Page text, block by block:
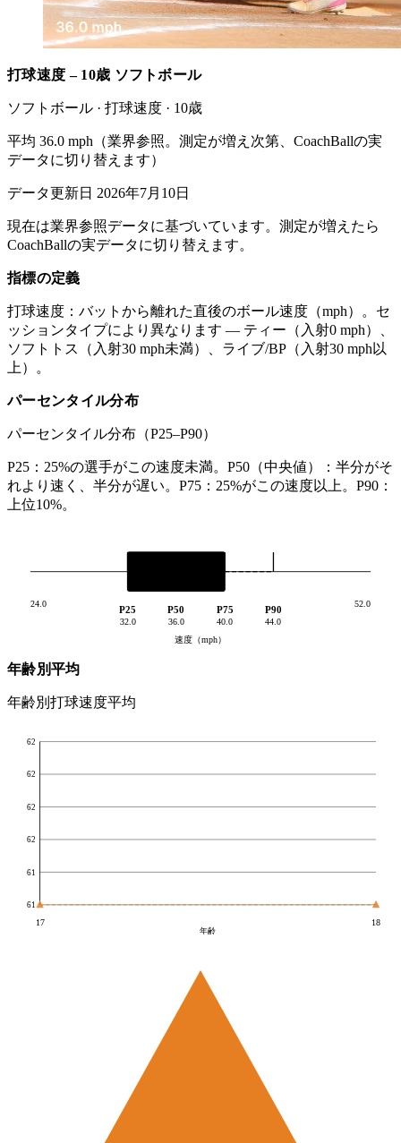
打球速度 – 10歳 ソフトボール
ソフトボール · 打球速度 · 10歳
平均 36.0 mph（業界参照。測定が増え次第、CoachBallの実
データに切り替えます）
データ更新日 2026年7月10日
現在は業界参照データに基づいています。測定が増えたら
CoachBallの実データに切り替えます。
指標の定義
打球速度：バットから離れた直後のボール速度（mph）。セ
ッションタイプにより異なります — ティー（入射0 mph）、
ソフトトス（入射30 mph未満）、ライブ/BP（入射30 mph以
上）。
パーセンタイル分布
パーセンタイル分布（P25–P90）
P25：25%の選手がこの速度未満。P50（中央値）：半分がそ
れより速く、半分が遅い。P75：25%がこの速度以上。P90：
上位10%。
24.0 52.0
P25
32.0
P50
36.0
P75
40.0
P90
44.0
速度（mph）
年齢別平均
年齢別打球速度平均
61
61
62
62
62
62
17 18
年齢